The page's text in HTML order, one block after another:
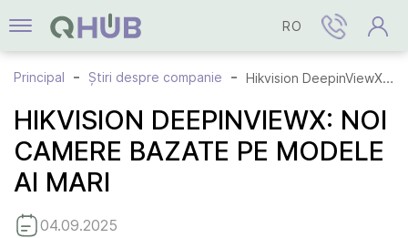
RO
Principal Știri despre companie Hikvision DeepinViewX: noi camere bazate pe modele AI mari
HIKVISION DEEPINVIEWX: NOI
CAMERE BAZATE PE MODELE
AI MARI
04.09.2025